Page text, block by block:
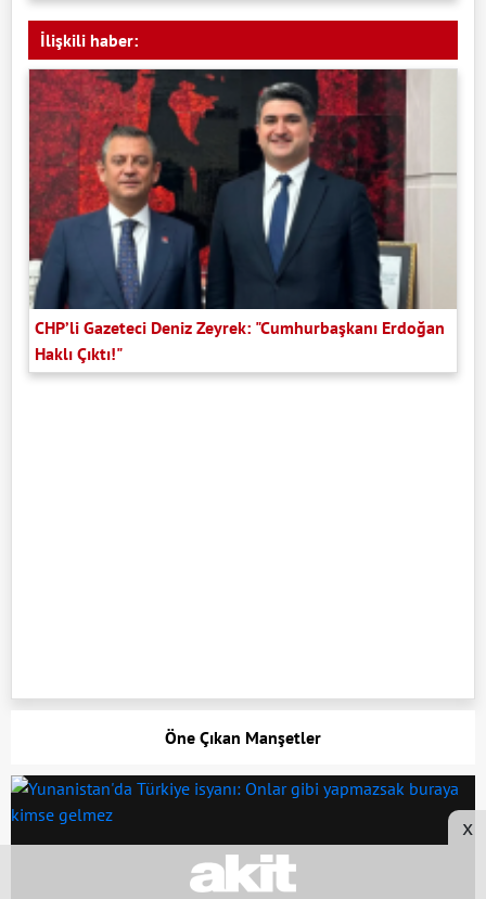
İlişkili haber:
CHP’li Gazeteci Deniz Zeyrek: "Cumhurbaşkanı Erdoğan
Haklı Çıktı!"
Öne Çıkan Manşetler
x